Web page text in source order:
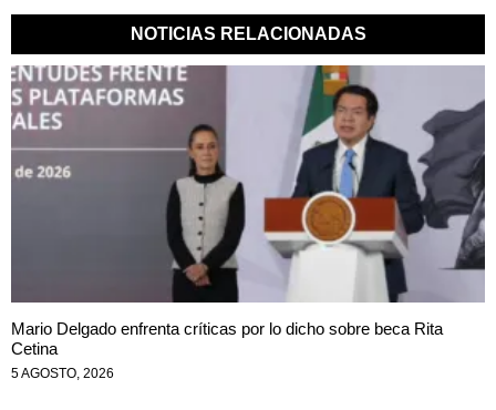
NOTICIAS RELACIONADAS
Mario Delgado enfrenta críticas por lo dicho sobre beca Rita
Cetina
5 AGOSTO, 2026